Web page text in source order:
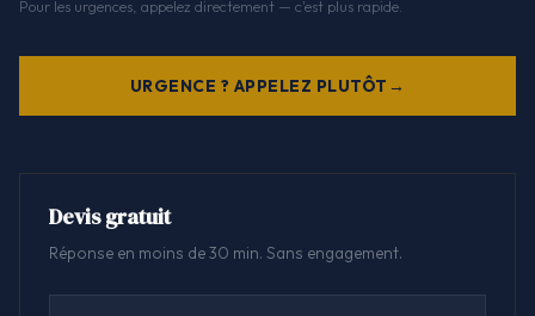
Pour les urgences, appelez directement — c'est plus rapide.
URGENCE ? APPELEZ PLUTÔT
Devis gratuit
Réponse en moins de 30 min. Sans engagement.